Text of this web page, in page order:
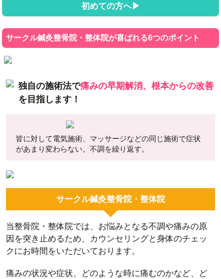
初めての方へ
サークル鍼灸整骨院・整体院が喜ばれる6つのポイント
独自の施術法で痛みの早期解消、 根本からの改善
を目指します！
皆に対して電気施術、マッサージなどの同じ施術で症状
があまり変わらない。不調を繰り返す。
サークル鍼灸整骨院・整体院
当整骨院・整体院では、お悩みとなる不調や痛みの原
因を突き止めるため、カウンセリングと身体のチェッ
クにお時間をいただいております。
痛みの状況や症状、どのような時に痛むのかなど、ど